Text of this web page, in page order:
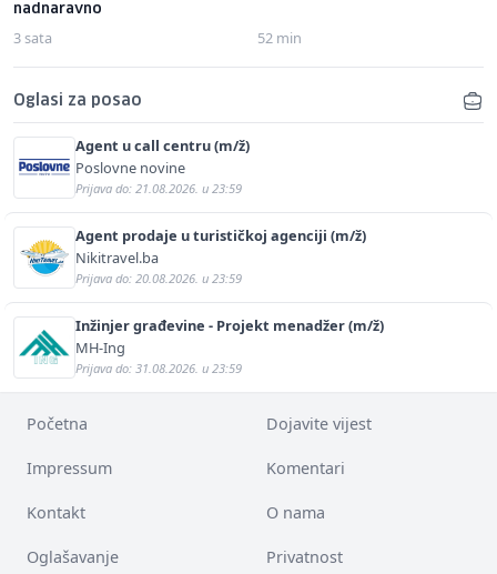
nadnaravno
3 sata 52 min
Oglasi za posao
Agent u call centru (m/ž)
Poslovne novine
Prijava do: 21.08.2026. u 23:59
Agent prodaje u turističkoj agenciji (m/ž)
Nikitravel.ba
Prijava do: 20.08.2026. u 23:59
Inžinjer građevine - Projekt menadžer (m/ž)
MH-Ing
Prijava do: 31.08.2026. u 23:59
Početna Dojavite vijest
Impressum Komentari
Kontakt O nama
Oglašavanje Privatnost